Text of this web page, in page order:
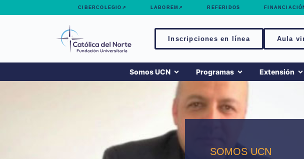
CIBERCOLEGIO↗ LABOREM↗ REFERIDOS
Inscripciones en línea Aula
Somos UCN Programas Extensión
SOMOS UCN